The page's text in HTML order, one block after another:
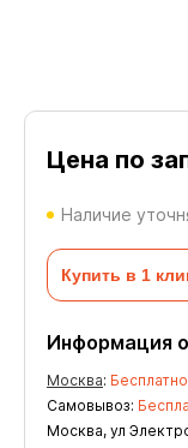
Цена по
Наличие
Купить в 1
Информация
Москва: Бесплатно
Самовывоз:
Москва, ул